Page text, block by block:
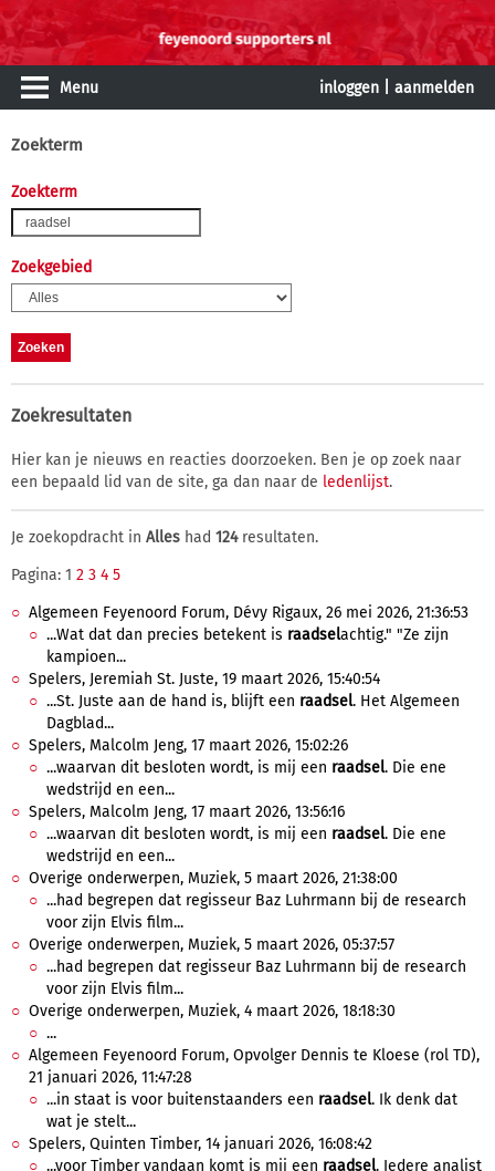
Menu inloggen aanmelden
Zoekterm
Zoekterm
Zoekgebied
Zoekresultaten
Hier kan je nieuws en reacties doorzoeken. Ben je op zoek naar
een bepaald lid van de site, ga dan naar de ledenlijst.
Je zoekopdracht in Alles had 124resultaten.
Pagina: 1 2 3 4 5
Algemeen Feyenoord Forum, Dévy Rigaux, 26 mei 2026, 21:36:53
...Wat dat dan precies betekent is raadselachtig." "Ze zijn
kampioen...
Spelers, Jeremiah St. Juste, 19 maart 2026, 15:40:54
...St. Juste aan de hand is, blijft een raadsel. Het Algemeen
Dagblad...
Spelers, Malcolm Jeng, 17 maart 2026, 15:02:26
...waarvan dit besloten wordt, is mij een raadsel. Die ene
wedstrijd en een...
Spelers, Malcolm Jeng, 17 maart 2026, 13:56:16
...waarvan dit besloten wordt, is mij een raadsel. Die ene
wedstrijd en een...
Overige onderwerpen, Muziek, 5 maart 2026, 21:38:00
...had begrepen dat regisseur Baz Luhrmann bij de research
voor zijn Elvis film...
Overige onderwerpen, Muziek, 5 maart 2026, 05:37:57
...had begrepen dat regisseur Baz Luhrmann bij de research
voor zijn Elvis film...
Overige onderwerpen, Muziek, 4 maart 2026, 18:18:30
...
Algemeen Feyenoord Forum, Opvolger Dennis te Kloese (rol TD),
21 januari 2026, 11:47:28
...in staat is voor buitenstaanders een raadsel. Ik denk dat
wat je stelt...
Spelers, Quinten Timber, 14 januari 2026, 16:08:42
...voor Timber vandaan komt is mij een raadsel. Iedere analist